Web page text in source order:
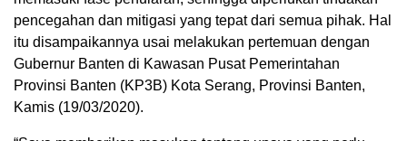
pencegahan dan mitigasi yang tepat dari semua pihak. Hal
itu disampaikannya usai melakukan pertemuan dengan
Gubernur Banten di Kawasan Pusat Pemerintahan
Provinsi Banten (KP3B) Kota Serang, Provinsi Banten,
Kamis (19/03/2020).